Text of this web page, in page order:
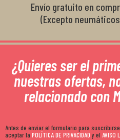
Envío gratuito en
(Excepto
¿Quieres ser el
nuestras ofertas,
relacionado con
Antes de enviar el formulario para
aceptar la POLÍTICA DE PRIVACIDADy el AVISO